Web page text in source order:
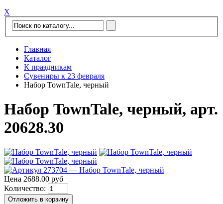
Х
Главная
Каталог
К праздникам
Сувениры к 23 февраля
Набор TownTale, черный
Набор TownTale, черный, арт.
20628.30
Цена 2688.00 руб
Количество:
Отложить в корзину